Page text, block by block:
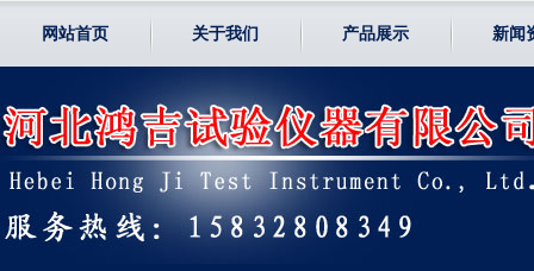
网站首页 关于我们 产品展示 新闻